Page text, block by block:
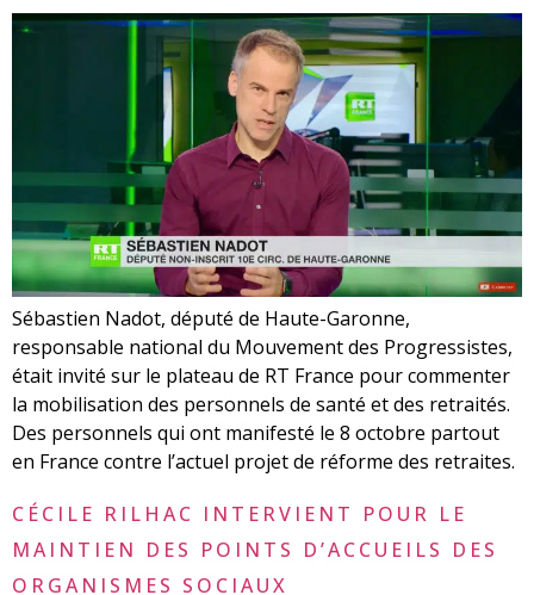
Sébastien Nadot, député de Haute-Garonne,
responsable national du Mouvement des Progressistes,
était invité sur le plateau de RT France pour commenter
la mobilisation des personnels de santé et des retraités.
Des personnels qui ont manifesté le 8 octobre partout
en France contre l’actuel projet de réforme des retraites.
CÉCILE RILHAC INTERVIENT POUR LE
MAINTIEN DES POINTS D’ACCUEILS DES
ORGANISMES SOCIAUX